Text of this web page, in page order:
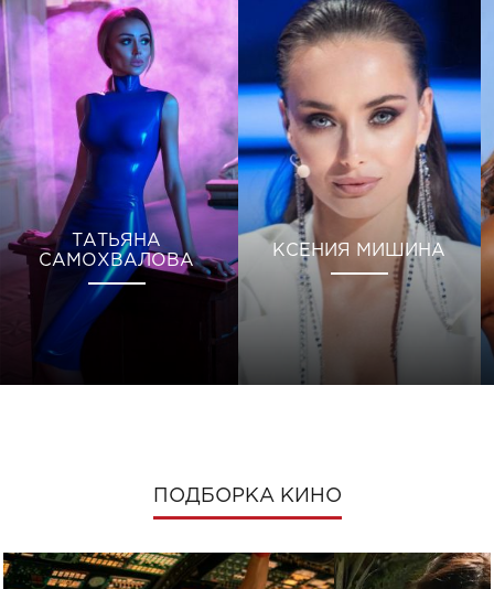
ТАТЬЯНА
САМОХВАЛОВА
КСЕНИЯ МИШИНА
ПОДБОРКА КИНО